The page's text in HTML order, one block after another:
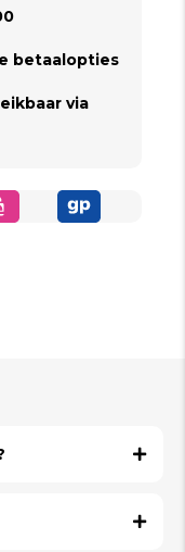
betaalopties
via